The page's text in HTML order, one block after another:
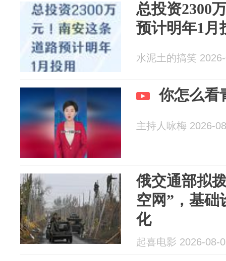
总投资2300
预计明年1月
水泥土的搞笑
你怎么看
主持人咏梅 2026-
俄交通部拟
空网”，基础
化
起喜电影 2026-08-